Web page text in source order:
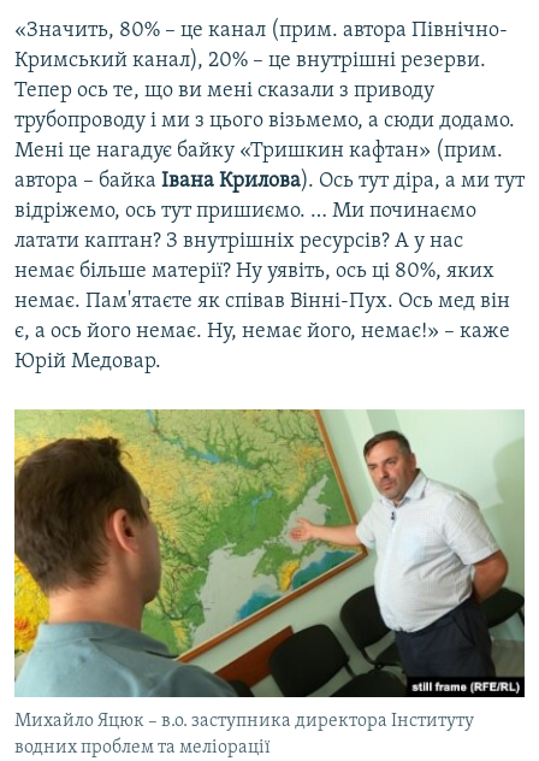
«Значить, 80% – це канал (прим. автора Північно-
Кримський канал), 20% – це внутрішні резерви.
Тепер ось те, що ви мені сказали з приводу
трубопроводу і ми з цього візьмемо, а сюди додамо.
Мені це нагадує байку «Тришкин кафтан» (прим.
автора – байка Івана Крилова). Ось тут діра, а ми тут
відріжемо, ось тут пришиємо. … Ми починаємо
латати каптан? З внутрішніх ресурсів? А у нас
немає більше матерії? Ну уявіть, ось ці 80%, яких
немає. Пам'ятаєте як співав Вінні-Пух. Ось мед він
є, а ось його немає. Ну, немає його, немає!» – каже
Юрій Медовар.
Михайло Яцюк – в.о. заступника директора Інституту
водних проблем та меліорації